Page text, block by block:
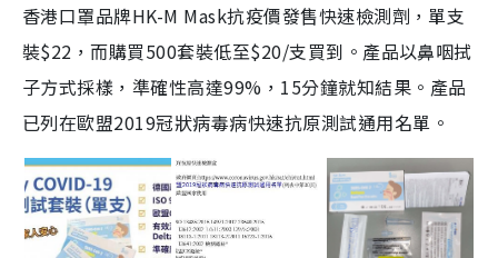
香港口罩品牌HK-M Mask抗疫價發售快速檢測劑，單支
裝$22，而購買500套裝低至$20/支買到。產品以鼻咽拭
子方式採樣，準確性高達99%，15分鐘就知結果。產品
已列在歐盟2019冠狀病毒病快速抗原測試通用名單。